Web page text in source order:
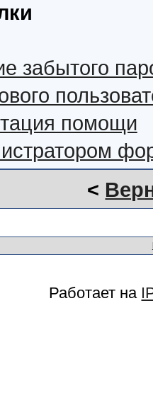
забытого
помощи
<
Работает на